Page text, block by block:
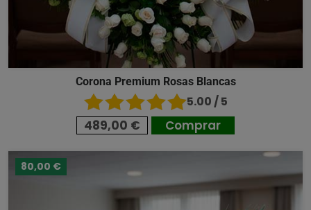
Corona Premium Rosas Blancas
5.00 / 5
489,00 € Comprar
80,00 €